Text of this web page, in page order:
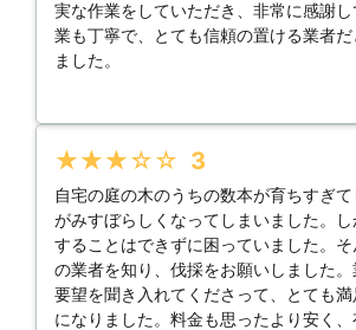
実な作業をしていただき、非常に感謝
業も丁寧で、とても信頼の置ける業者
ました。
★★★★★ 3
自宅の庭の木のうちの数本が育ちすぎ
がみすぼらしくなってしまいました。
することはできずに困っていました。
の業者を知り、伐採をお願いしました
要望を聞き入れてくださって、とても満
になりました。料金も思ったより安く